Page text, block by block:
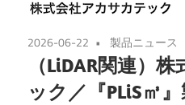
2026-06-22 製品ニュース
（LiDAR関連）
ック／『PLiS㎥